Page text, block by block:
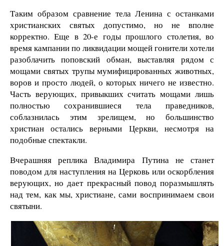
Таким образом сравнение тела Ленина с останками
христианских святых допустимо, но не вполне
корректно. Еще в 20-е годы прошлого столетия, во
время кампании по ликвидации мощей гонители хотели
разоблачить поповский обман, выставляя рядом с
мощами святых трупы мумифицированных животных,
воров и просто людей, о которых ничего не известно.
Часть верующих, привыкших считать мощами лишь
полностью сохранившиеся тела праведников,
соблазнилась этим зрелищем, но большинство
христиан остались верными Церкви, несмотря на
подобные спектакли.
Вчерашняя реплика Владимира Путина не станет
поводом для наступления на Церковь или оскорбления
верующих, но дает прекрасный повод поразмышлять
над тем, как мы, христиане, сами воспринимаем свои
святыни.